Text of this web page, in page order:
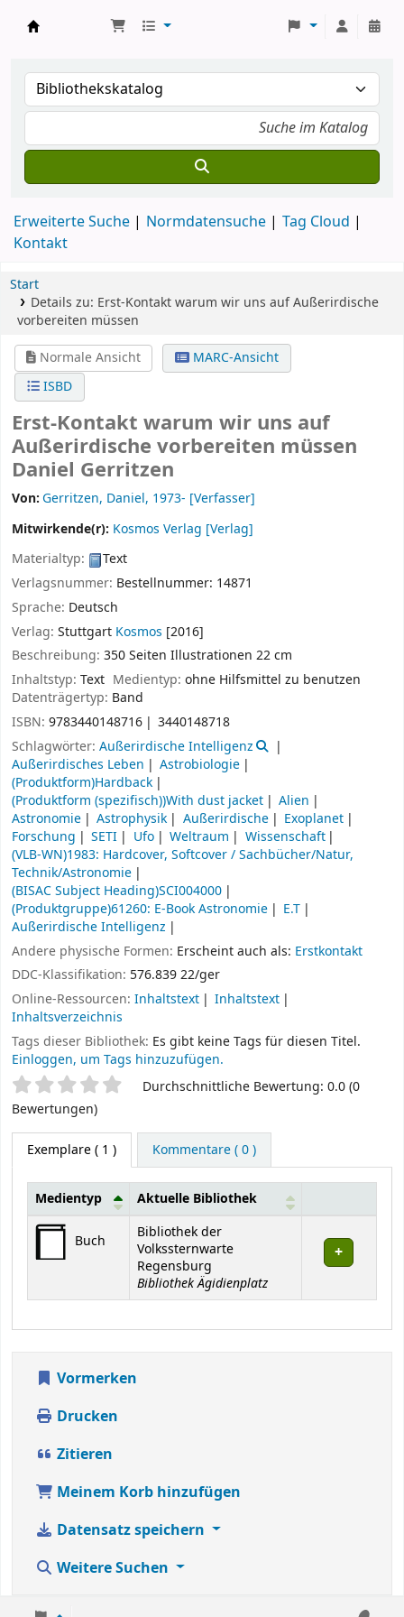
Erweiterte Suche Normdatensuche
Tag Cloud
Kontakt
Start
Details zu: Erst-Kontaktwarum wir uns auf Außerirdische
vorbereiten müssen
Normale Ansicht
MARC-Ansicht
ISBD
Erst-Kontakt warum wir uns auf
Außerirdische vorbereiten müssen
Daniel Gerritzen
Von:Gerritzen, Daniel, 1973- [Verfasser]
Mitwirkende(r): Kosmos Verlag [Verlag]
Materialtyp:
Text
Verlagsnummer: Bestellnummer: 14871
Sprache: Deutsch
Verlag: Stuttgart Kosmos [2016]
Beschreibung: 350 Seiten Illustrationen 22 cm
Inhaltstyp: Text Medientyp:ohne Hilfsmittel zu benutzen
Datenträgertyp: Band
ISBN: 9783440148716
3440148718
Schlagwörter: Außerirdische Intelligenz
Außerirdisches Leben
Astrobiologie
(Produktform)Hardback
(Produktform (spezifisch))With dust jacket
Alien
Astronomie
Astrophysik Außerirdische
Exoplanet
Forschung
SETI Ufo Weltraum
Wissenschaft
(VLB-WN)1983: Hardcover, Softcover / Sachbücher/Natur,
Technik/Astronomie
(BISAC Subject Heading)SCI004000
(Produktgruppe)61260: E-Book Astronomie
E.T
Außerirdische Intelligenz
Andere physische Formen: Erscheint auch als: Erstkontakt
DDC-Klassifikation: 576.839 22/ger
Online-Ressourcen: Inhaltstext
Inhaltstext
Inhaltsverzeichnis
Tags dieser Bibliothek: Es gibt keine Tags für diesen Titel.
Einloggen, um Tags hinzuzufügen.
SternchenbewertungDurchschnittliche Bewertung: 0.0 (0
Bewertungen)
Exemplare( 1 ) Kommentare ( 0 )
Exemplare
Medientyp Aktuelle Bibliothek
Buch
Bibliothek der
Volkssternwarte
Regensburg
Bibliothek Ägidienplatz
Vormerken
Drucken
Zitieren
Meinem Korb hinzufügen
Datensatz speichern
Weitere Suchen